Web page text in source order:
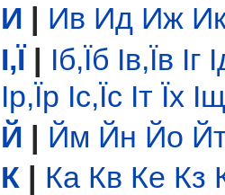
И
Ив Ид Иж
І,Ї| Іб,Їб Ів,Їв Іг
Ір,Їр Іс,Їс Іт Їх
Й | Йм Йн Йо
К | Ка Кв Ке Кз